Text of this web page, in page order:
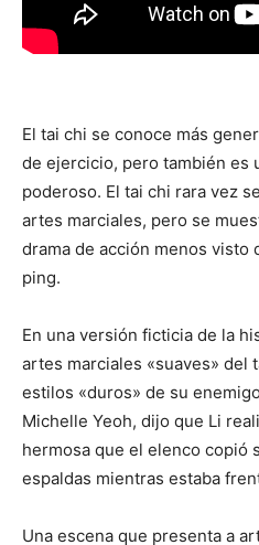
El tai chi se conoce más
de ejercicio, pero también es
poderoso. El tai chi rara vez
artes marciales, pero se
drama de acción menos visto
ping.
En una versión ficticia de la
artes marciales «suaves» del
estilos «duros» de su
Michelle Yeoh, dijo que Li
hermosa que el elenco copió
espaldas mientras estaba
Una escena que presenta a